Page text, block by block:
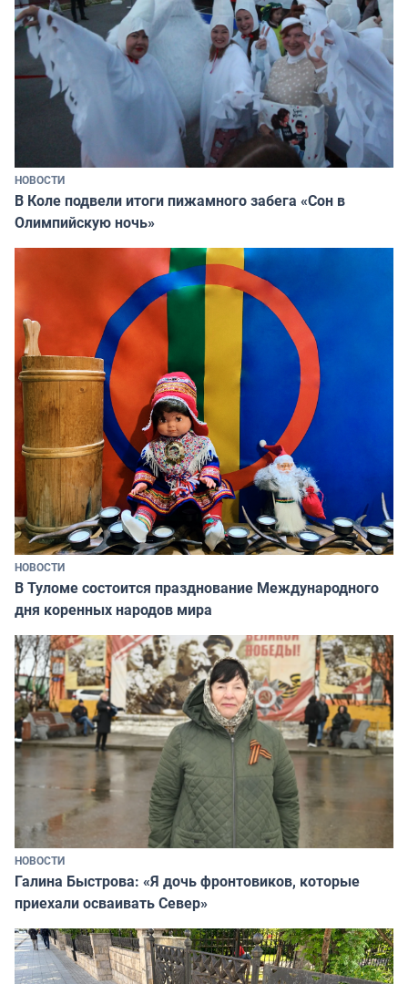
НОВОСТИ
В Коле подвели итоги пижамного забега «Сон в
Олимпийскую ночь»
НОВОСТИ
В Туломе состоится празднование Международного
дня коренных народов мира
НОВОСТИ
Галина Быстрова: «Я дочь фронтовиков, которые
приехали осваивать Север»